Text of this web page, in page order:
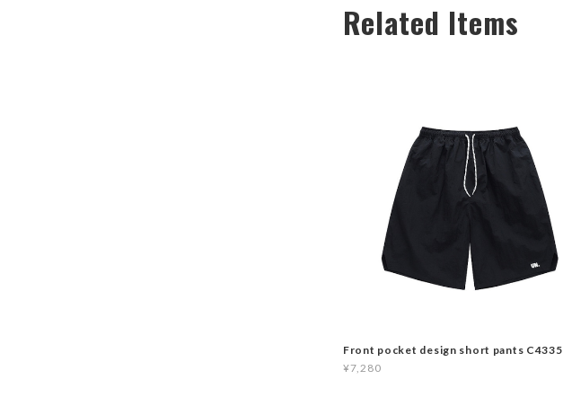
Related Items
Front pocket design short pants C4335
¥7,280